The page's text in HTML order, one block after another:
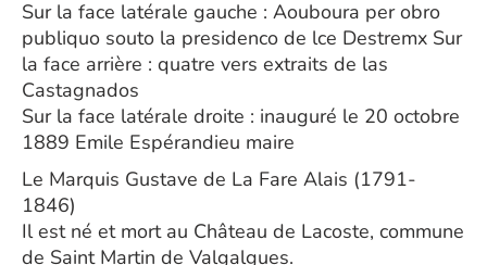
Sur la face latérale gauche : Aouboura per obro
publiquo souto la presidenco de lce Destremx Sur
la face arrière : quatre vers extraits de las
Castagnados
Sur la face latérale droite : inauguré le 20 octobre
1889 Emile Espérandieu maire
Le Marquis Gustave de La Fare Alais (1791-
1846)
Il est né et mort au Château de Lacoste, commune
de Saint Martin de Valgalgues.